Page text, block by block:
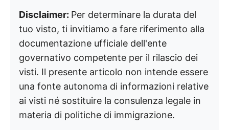
Disclaimer: Per determinare la durata del
tuo visto, ti invitiamo a fare riferimento alla
documentazione ufficiale dell'ente
governativo competente per il rilascio dei
visti. Il presente articolo non intende essere
una fonte autonoma di informazioni relative
ai visti né sostituire la consulenza legale in
materia di politiche di immigrazione.